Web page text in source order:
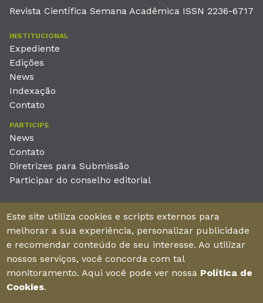
Revista Científica Semana Acadêmica ISSN 2236-6717
INSTITUCIONAL
Expediente
Edições
News
Indexação
Contato
PARTICIPE
News
Contato
Diretrizes para Submissão
Participar do conselho editorial
Unieducar Inteligência Educacional Ltda
CNPJ: 05.569.970/0001-26
Av. Desembargador Moreira, No. 2001 – 11º andar - Bairro
Aldeota
Fortaleza – Ceará - Brasil - CEP 60170-001
Este site utiliza cookies e scripts externos para
melhorar a sua experiência, personalizar publicidade
e recomendar conteúdo de seu interesse. Ao utilizar
nossos serviços, você concorda com tal
monitoramento. Aqui você pode ver nossa Política de
Cookies.